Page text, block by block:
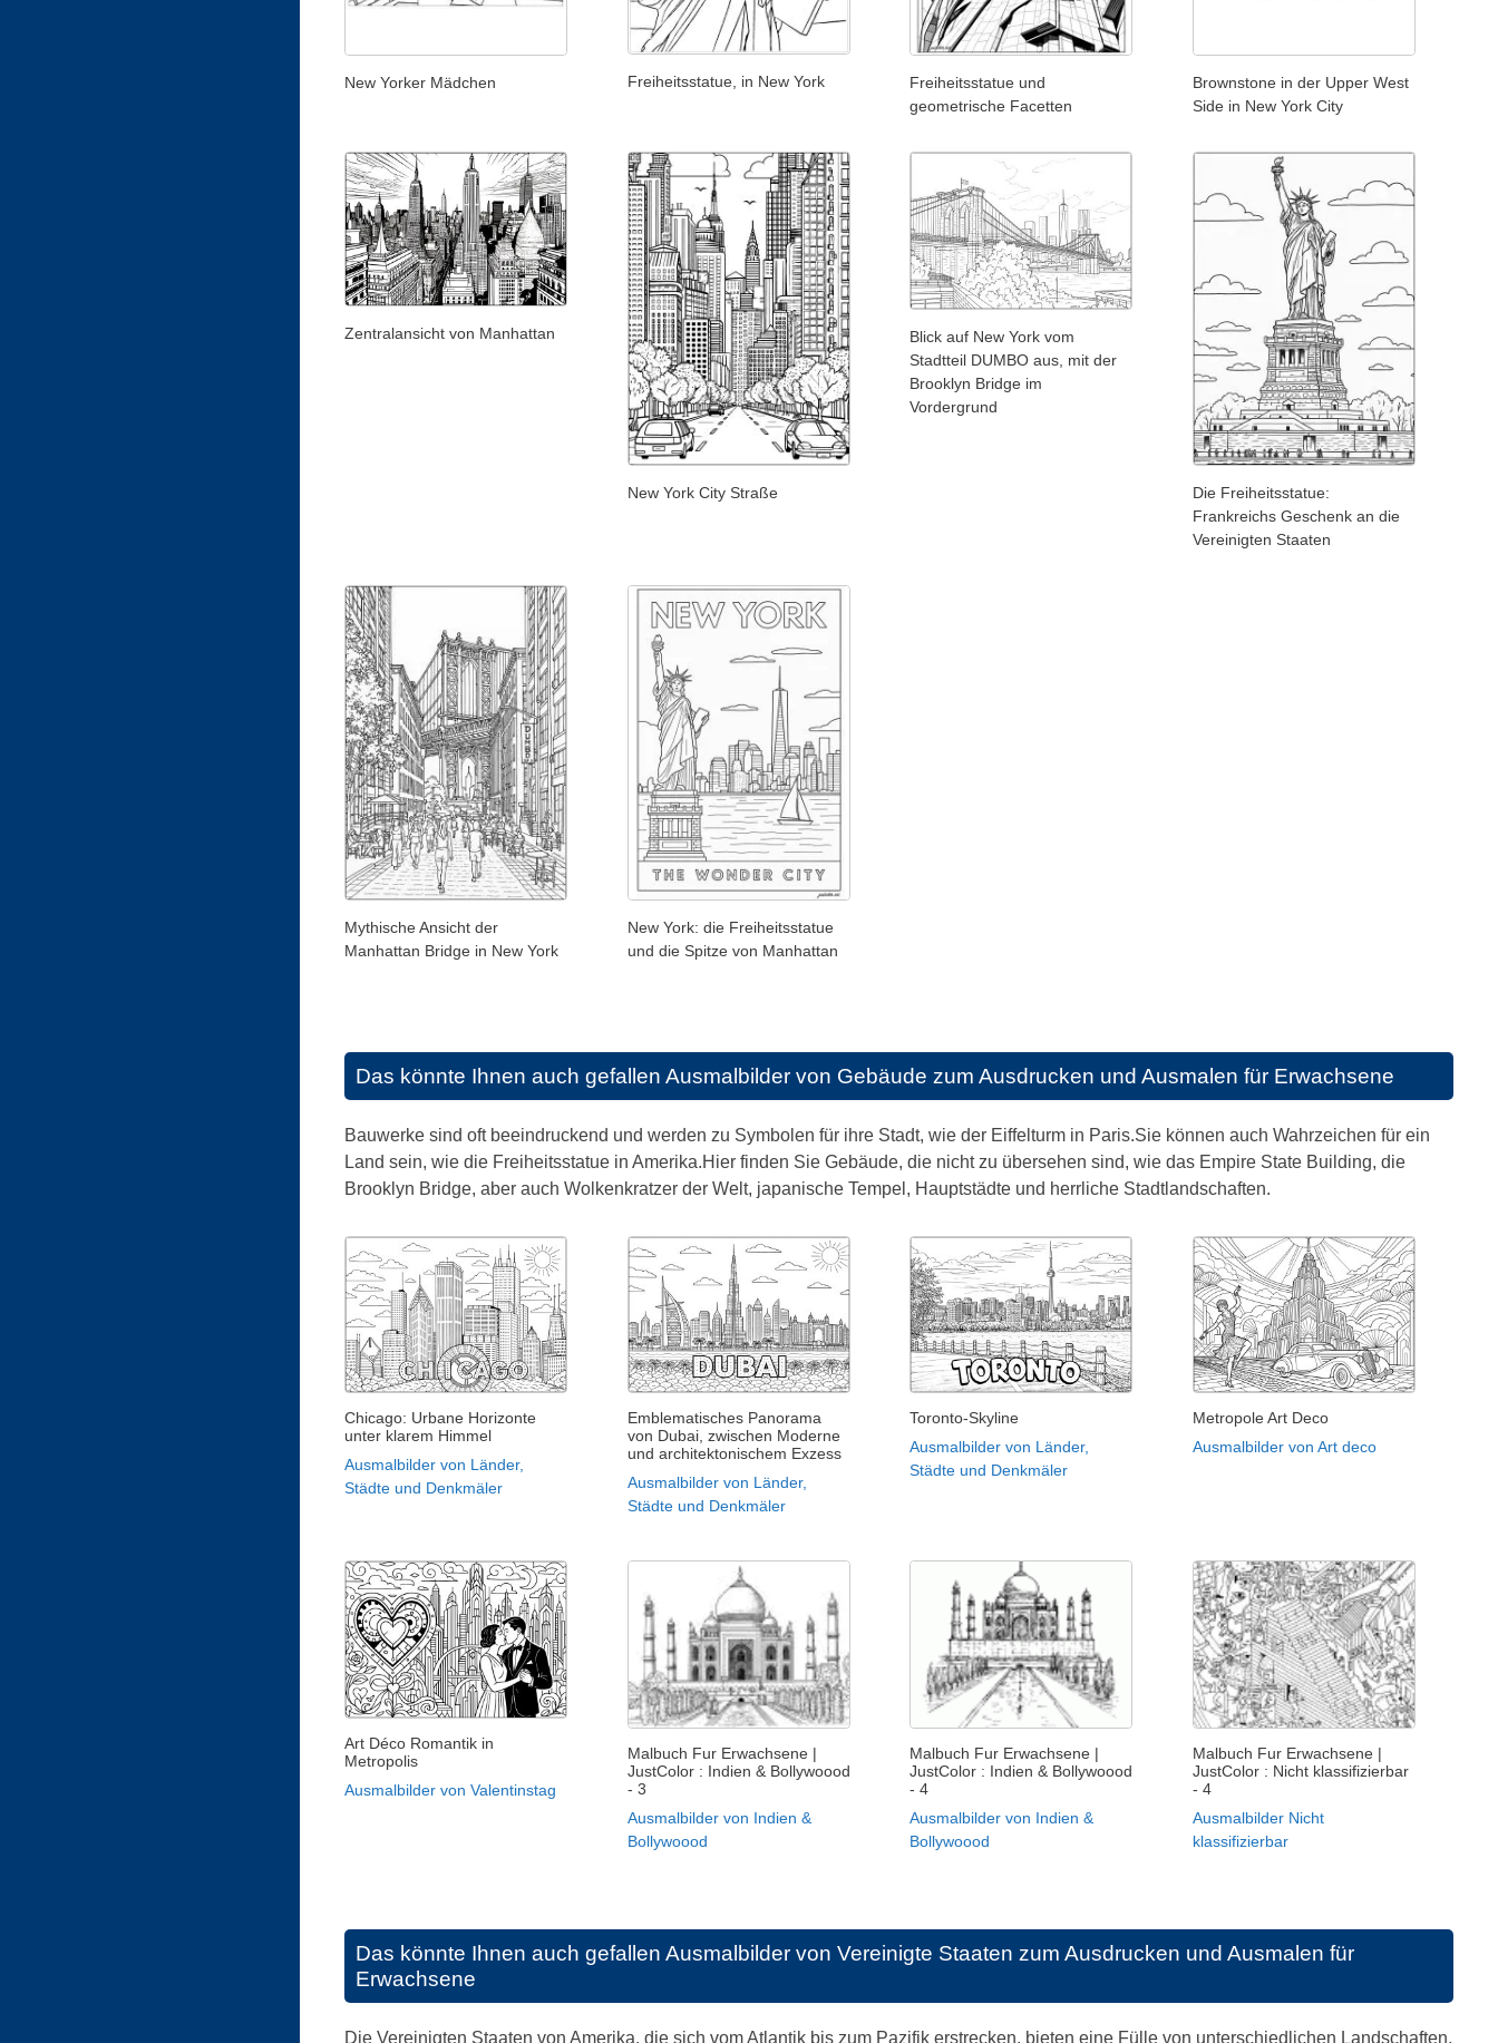
New Yorker Mädchen Freiheitsstatue, in New York
Freiheitsstatue und
geometrische Facetten
Brownstone in der Upper West
Side in New York City
Zentralansicht von Manhattan
New York City Straße
Blick auf New York vom
Stadtteil DUMBO aus, mit der
Brooklyn Bridge im
Vordergrund
Die Freiheitsstatue:
Frankreichs Geschenk an die
Vereinigten Staaten
Mythische Ansicht der
Manhattan Bridge in New York
New York: die Freiheitsstatue
und die Spitze von Manhattan
Das könnte Ihnen auch gefallen Ausmalbilder von Gebäude zum Ausdrucken und Ausmalen für Erwachsene
Bauwerke sind oft beeindruckend und werden zu Symbolen für ihre Stadt, wie der Eiffelturm in Paris.Sie können auch Wahrzeichen für ein
Land sein, wie die Freiheitsstatue in Amerika.Hier finden Sie Gebäude, die nicht zu übersehen sind, wie das Empire State Building, die
Brooklyn Bridge, aber auch Wolkenkratzer der Welt, japanische Tempel, Hauptstädte und herrliche Stadtlandschaften.
Chicago: Urbane Horizonte
unter klarem Himmel
Ausmalbilder von Länder,
Städte und Denkmäler
Emblematisches Panorama
von Dubai, zwischen Moderne
und architektonischem Exzess
Ausmalbilder von Länder,
Städte und Denkmäler
Toronto-Skyline
Ausmalbilder von Länder,
Städte und Denkmäler
Metropole Art Deco
Ausmalbilder von Art deco
Art Déco Romantik in
Metropolis
Ausmalbilder von Valentinstag
Malbuch Fur Erwachsene |
JustColor : Indien & Bollywoood
- 3
Ausmalbilder von Indien &
Bollywoood
Malbuch Fur Erwachsene |
JustColor : Indien & Bollywoood
- 4
Ausmalbilder von Indien &
Bollywoood
Malbuch Fur Erwachsene |
JustColor : Nicht klassifizierbar
- 4
Ausmalbilder Nicht
klassifizierbar
Das könnte Ihnen auch gefallen Ausmalbilder von Vereinigte Staaten zum Ausdrucken und Ausmalen für
Erwachsene
Die Vereinigten Staaten von Amerika, die sich vom Atlantik bis zum Pazifik erstrecken, bieten eine Fülle von unterschiedlichen Landschaften,